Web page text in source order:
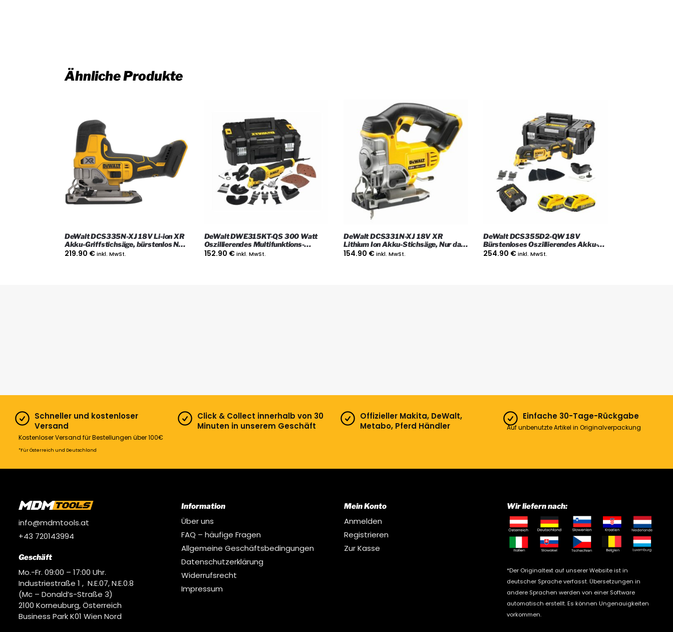
Ähnliche Produkte
DeWalt DCS335N-XJ 18V Li-ion XR
Akku-Griffstichsäge, bürstenlos Nur
das Gerät
219.90 €inkl. MwSt.
DeWalt DWE315KT-QS 300 Watt
Oszillierendes Multifunktions-
Werkzeug mit Koffer
152.90 € inkl. MwSt.
DeWalt DCS331N-XJ 18V XR
Lithium Ion Akku-Stichsäge, Nur das
Gerät
154.90 € inkl. MwSt.
DeWalt DCS355D2-QW 18V
Bürstenloses Oszillierendes Akku-
Kombi-Gerät mit Zubehör, 2x 2Ah
254.90 €inkl. MwSt.
Schneller und kostenloser
Versand
Kostenloser Versand für Bestellungen über 100€
*Für Österreich und Deutschland
Click & Collect innerhalb von 30
Minuten in unserem Geschäft
Offizieller Makita, DeWalt,
Metabo, Pferd Händler
Einfache 30-Tage-Rückgabe
Auf unbenutzte Artikel in Originalverpackung
info@mdmtools.at
+43 720143994
Geschäft
Mo.-Fr. 09:00 – 17:00 Uhr.
Industriestraße 1 , N.E.07, N.E.0.8
(Mc – Donald’s-Straße 3)
2100 Korneuburg, Österreich
Business Park K01 Wien Nord
Information
Über uns
FAQ – häufige Fragen
Allgemeine Geschäftsbedingungen
Datenschutzerklärung
Widerrufsrecht
Impressum
Mein Konto
Anmelden
Registrieren
Zur Kasse
Wir liefern nach:
*Der Originaltext auf unserer Website ist in
deutscher Sprache verfasst. Übersetzungen in
andere Sprachen werden von einer Software
automatisch erstellt. Es können Ungenauigkeiten
vorkommen.